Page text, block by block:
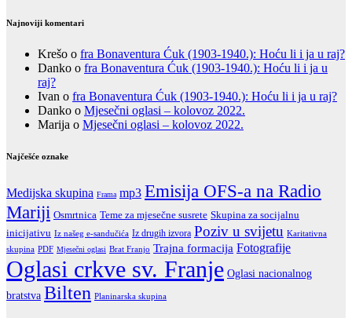
Najnoviji komentari
Krešo o fra Bonaventura Ćuk (1903-1940.): Hoću li i ja u raj?
Danko o fra Bonaventura Ćuk (1903-1940.): Hoću li i ja u
raj?
Ivan o fra Bonaventura Ćuk (1903-1940.): Hoću li i ja u raj?
Danko o Mjesečni oglasi – kolovoz 2022.
Marija o Mjesečni oglasi – kolovoz 2022.
Najčešće oznake
Medijska skupina Frama mp3 Emisija OFS-a na Radio
Mariji Osmrtnica Teme za mjesečne susrete Skupina za socijalnu
inicijativu Iz našeg e-sandučića Iz drugih izvora Poziv u svijetu Karitativna
skupina PDF Mjesečni oglasi Brat Franjo Trajna formacija Fotografije
Oglasi crkve sv. Franje Oglasi nacionalnog
bratstva Bilten Planinarska skupina